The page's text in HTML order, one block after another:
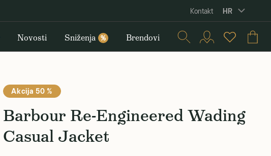
Kontakt HR
Novosti Sniženja % Brendovi
Akcija 50 %
Barbour Re-Engineered Wading
Casual Jacket